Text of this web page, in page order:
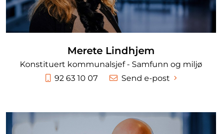
Merete Lindhjem
Konstituert kommunalsjef - Samfunn og miljø
Telefon:
92 63 10 07 Send e-post